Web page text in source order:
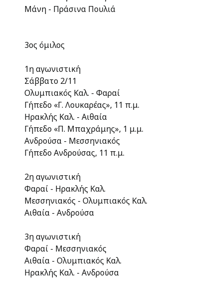
Μάνη - Πράσινα Πουλιά
3ος όμιλος
1η αγωνιστική
Σάββατο 2/11
Ολυμπιακός Καλ. - Φαραί
Γήπεδο «Γ. Λουκαρέας», 11 π.μ.
Ηρακλής Καλ. - Αιθαία
Γήπεδο «Π. Μπαχράμης», 1 μ.μ.
Ανδρούσα - Μεσσηνιακός
Γήπεδο Ανδρούσας, 11 π.μ.
2η αγωνιστική
Φαραί - Ηρακλής Καλ.
Μεσσηνιακός - Ολυμπιακός Καλ.
Αιθαία - Ανδρούσα
3η αγωνιστική
Φαραί - Μεσσηνιακός
Αιθαία - Ολυμπιακός Καλ.
Ηρακλής Καλ. - Ανδρούσα